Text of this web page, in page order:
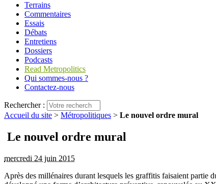
Terrains
Commentaires
Essais
Débats
Entretiens
Dossiers
Podcasts
Read Metropolitics
Qui sommes-nous ?
Contactez-nous
Rechercher :
Accueil du site > Métropolitiques > Le nouvel ordre mural
Le nouvel ordre mural
mercredi 24 juin 2015
Après des millénaires durant lesquels les graffitis faisaient partie